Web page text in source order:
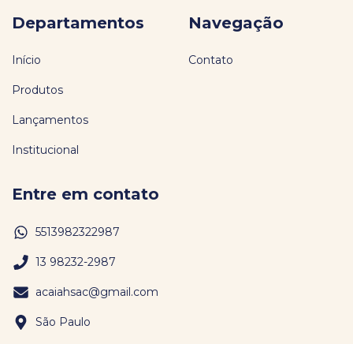
Departamentos
Início
Produtos
Lançamentos
Institucional
Navegação
Contato
Entre em contato
5513982322987
13 98232-2987
acaiahsac@gmail.com
São Paulo